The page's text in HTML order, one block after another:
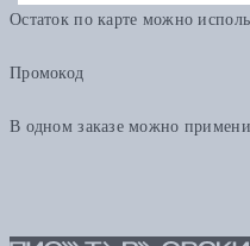
Остаток по карте можно
Промокод
В одном заказе можно